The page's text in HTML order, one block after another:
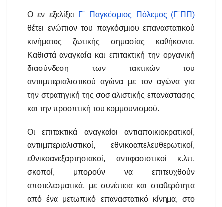
Ο εν εξελίξει
Γ΄ Παγκόσμιος Πόλεμος (Γ΄ΠΠ)
θέτει ενώπιον του παγκόσμιου επαναστατικού
κινήματος ζωτικής σημασίας καθήκοντα.
Καθιστά αναγκαία και επιτακτική την οργανική
διασύνδεση των τακτικών του
αντιιμπεριαλιστικού αγώνα με τον αγώνα για
την στρατηγική της σοσιαλιστικής επανάστασης
και την προοπτική του κομμουνισμού.
Οι επιτακτικά αναγκαίοι αντιαποικιοκρατικοί,
αντιιμπεριαλιστικοί, εθνικοαπελευθερωτικοί,
εθνικοανεξαρτησιακοί, αντιφασιστικοί κ.λπ.
σκοποί, μπορούν να επιτευχθούν
αποτελεσματικά, με συνέπεια και σταθερότητα
από ένα μετωπικό επαναστατικό κίνημα, στο